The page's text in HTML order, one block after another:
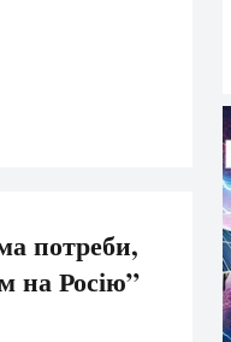
потреби,
на Росію”